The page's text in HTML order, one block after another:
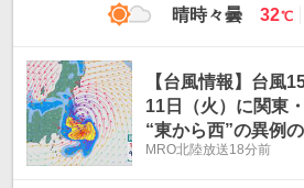
晴時々曇
最
温
32℃
【台風情報】台風
11日（火）に関東
“東から西”の異例
ら北陸にかけては
MRO北陸放送18分前